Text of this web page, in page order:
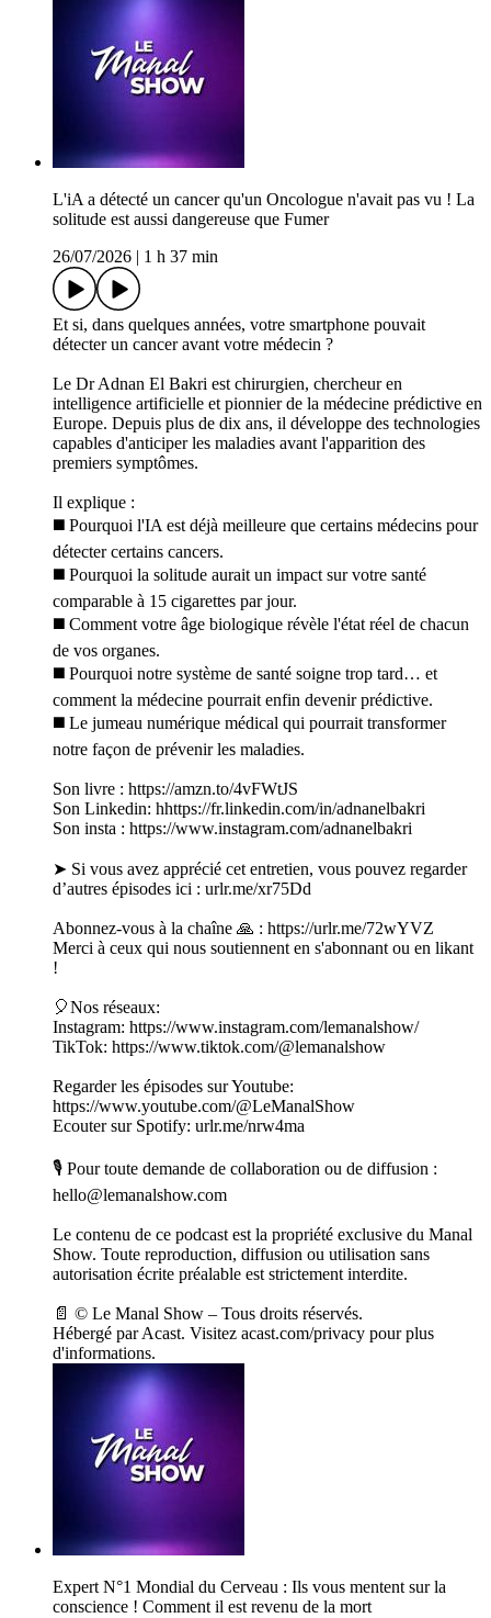
L'iA a détecté un cancer qu'un Oncologue n'avait pas vu ! La
solitude est aussi dangereuse que Fumer
26/07/2026
1 h 37 min
Et si, dans quelques années, votre smartphone pouvait
détecter un cancer avant votre médecin ?
Le Dr Adnan El Bakri est chirurgien, chercheur en
intelligence artificielle et pionnier de la médecine prédictive en
Europe. Depuis plus de dix ans, il développe des technologies
capables d'anticiper les maladies avant l'apparition des
premiers symptômes.
Il explique :
◼️ Pourquoi l'IA est déjà meilleure que certains médecins pour
détecter certains cancers.
◼️ Pourquoi la solitude aurait un impact sur votre santé
comparable à 15 cigarettes par jour.
◼️ Comment votre âge biologique révèle l'état réel de chacun
de vos organes.
◼️ Pourquoi notre système de santé soigne trop tard… et
comment la médecine pourrait enfin devenir prédictive.
◼️ Le jumeau numérique médical qui pourrait transformer
notre façon de prévenir les maladies.
Son livre : https://amzn.to/4vFWtJS
Son Linkedin: hhttps://fr.linkedin.com/in/adnanelbakri
Son insta : https://www.instagram.com/adnanelbakri
➤ Si vous avez apprécié cet entretien, vous pouvez regarder
d’autres épisodes ici : urlr.me/xr75Dd
Abonnez-vous à la chaîne 🙏 : https://urlr.me/72wYVZ
Merci à ceux qui nous soutiennent en s'abonnant ou en likant
!
🎈Nos réseaux:
Instagram: https://www.instagram.com/lemanalshow/
TikTok: https://www.tiktok.com/@lemanalshow
Regarder les épisodes sur Youtube:
https://www.youtube.com/@LeManalShow
Ecouter sur Spotify: urlr.me/nrw4ma
🎙 Pour toute demande de collaboration ou de diffusion :
hello@lemanalshow.com
Le contenu de ce podcast est la propriété exclusive du Manal
Show. Toute reproduction, diffusion ou utilisation sans
autorisation écrite préalable est strictement interdite.
📄 © Le Manal Show – Tous droits réservés.
Hébergé par Acast. Visitez acast.com/privacy pour plus
d'informations.
Expert N°1 Mondial du Cerveau : Ils vous mentent sur la
conscience ! Comment il est revenu de la mort